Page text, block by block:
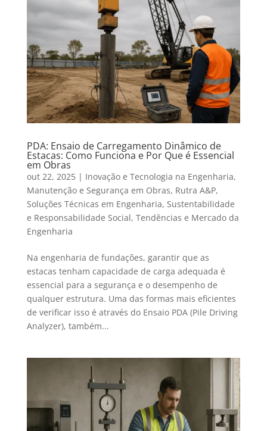
PDA: Ensaio de Carregamento Dinâmico de
Estacas: Como Funciona e Por Que é Essencial
em Obras
out 22, 2025| Inovação e Tecnologia na Engenharia,
Manutenção e Segurança em Obras, Rutra A&P,
Soluções Técnicas em Engenharia, Sustentabilidade
e Responsabilidade Social, Tendências e Mercado da
Engenharia
Na engenharia de fundações, garantir que as
estacas tenham capacidade de carga adequada é
essencial para a segurança e o desempenho de
qualquer estrutura. Uma das formas mais eficientes
de verificar isso é através do Ensaio PDA (Pile Driving
Analyzer), também...